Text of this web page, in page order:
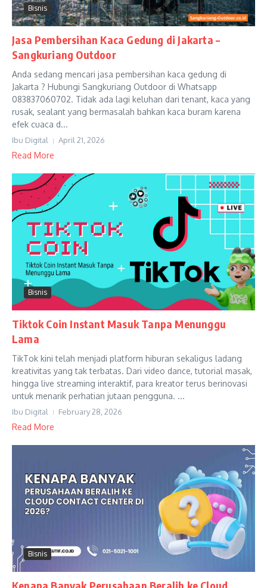
Bisnis
Jasa Pembersihan Kaca Gedung di Jakarta –
Sangkuriang Outdoor
Anda sedang mencari jasa pembersihan kaca gedung di
Jakarta ? Hubungi Sangkuriang Outdoor di Whatsapp
083837060702. Tidak ada lagi keluhan dari tenant, kaca yang
rusak, sealant yang bermasalah bahkan kaca buram karena
efek cuaca d...
Ibu Digital April 21, 2026
Read More
Bisnis
Tiktok Coin Instant Masuk Tanpa Menunggu
Lama
TikTok kini telah menjadi platform hiburan sekaligus ladang
kreativitas yang tak terbatas. Dari video dance, tutorial masak,
hingga live streaming interaktif, para kreator terus berinovasi
untuk menarik perhatian jutaan pengguna. ...
Ibu Digital February 28, 2026
Read More
Bisnis